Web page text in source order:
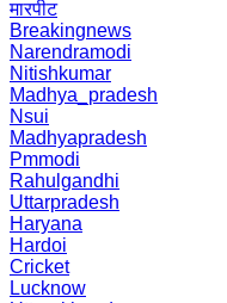
मारपीट
Breakingnews
Narendramodi
Nitishkumar
Madhya_pradesh
Nsui
Madhyapradesh
Pmmodi
Rahulgandhi
Uttarpradesh
Haryana
Hardoi
Cricket
Lucknow